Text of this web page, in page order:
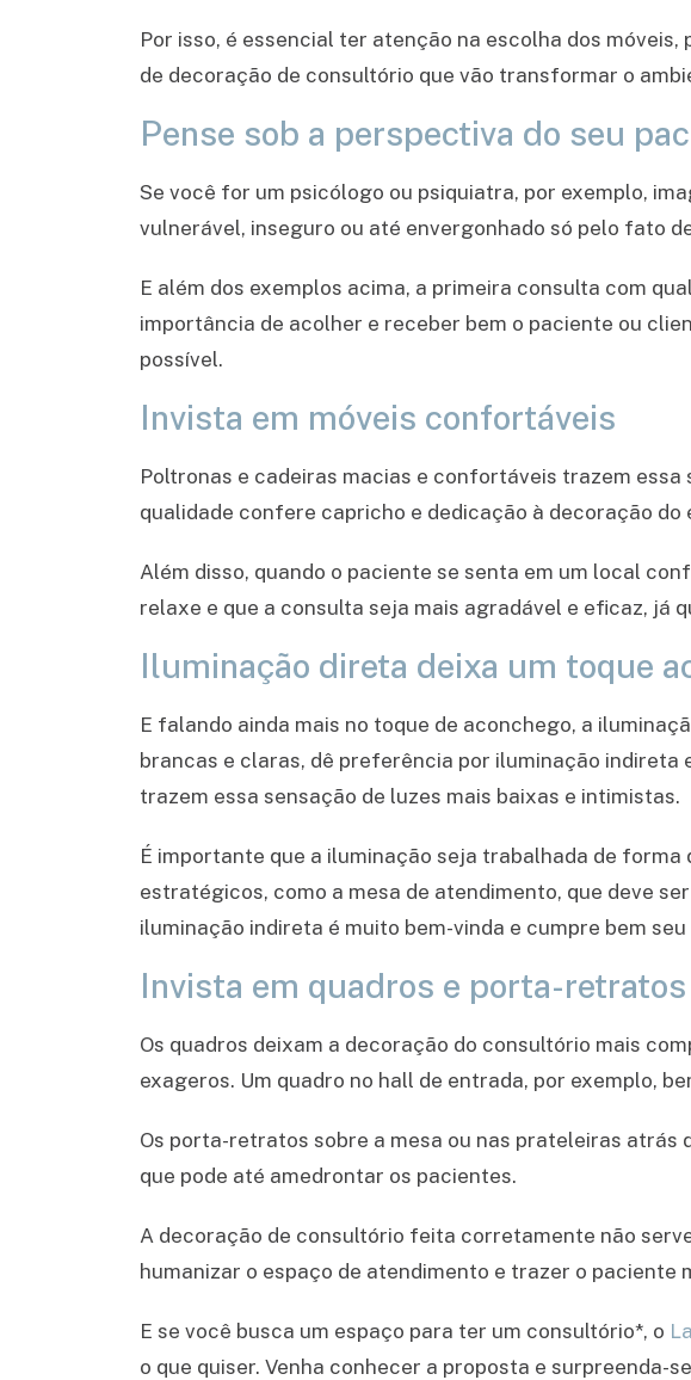
Por isso, é essencial ter atenção na escolha dos
de decoração de consultório que vão transformar o
Pense sob a perspectiva do seu
Se você for um psicólogo ou psiquiatra, por exemplo,
vulnerável, inseguro ou até envergonhado só pelo fato
E além dos exemplos acima, a primeira consulta com
importância de acolher e receber bem o paciente ou
possível.
Invista em móveis confortáveis
Poltronas e cadeiras macias e confortáveis trazem
qualidade confere capricho e dedicação à decoração do
Além disso, quando o paciente se senta em um local
relaxe e que a consulta seja mais agradável e eficaz, já
Iluminação direta deixa um toque
E falando ainda mais no toque de aconchego, a
brancas e claras, dê preferência por iluminação
trazem essa sensação de luzes mais baixas e intimistas.
É importante que a iluminação seja trabalhada de
estratégicos, como a mesa de atendimento, que deve
iluminação indireta é muito bem-vinda e cumpre bem
Invista em quadros e porta-retratos
Os quadros deixam a decoração do consultório mais
exageros. Um quadro no hall de entrada, por exemplo,
Os porta-retratos sobre a mesa ou nas prateleiras atrás
que pode até amedrontar os pacientes.
A decoração de consultório feita corretamente não
humanizar o espaço de atendimento e trazer o
E se você busca um espaço para ter um consultório*, o
o que quiser. Venha conhecer a proposta e surpreenda-